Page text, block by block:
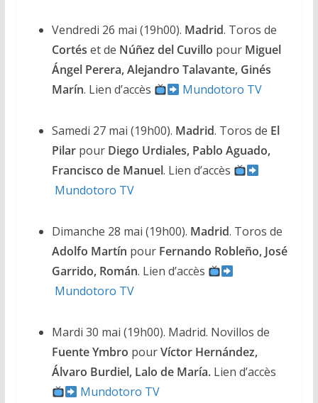
Vendredi 26 mai (19h00). Madrid. Toros de
Cortés et de Núñez del Cuvillo pour Miguel
Ángel Perera, Alejandro Talavante, Ginés
Marín. Lien d’accès Mundotoro TV
Samedi 27 mai (19h00). Madrid. Toros de El
PilarpourDiego Urdiales, Pablo Aguado,
Francisco de Manuel. Lien d’accès
Mundotoro TV
Dimanche 28 mai (19h00). Madrid. Toros de
Adolfo Martín pour Fernando Robleño, José
Garrido, Román. Lien d’accès
Mundotoro TV
Mardi 30 mai (19h00). Madrid. Novillos de
Fuente Ymbro pourVíctor Hernández,
Álvaro Burdiel, Lalo de María.Lien d’accès
Mundotoro TV